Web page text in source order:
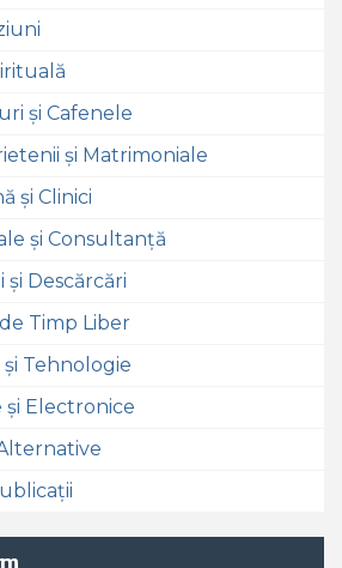
și Cafenele
și Matrimoniale
și Clinici
și Consultanță
Descărcări
Timp Liber
Tehnologie
și Electronice